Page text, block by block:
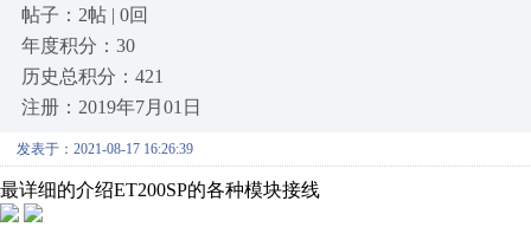
帖子：2帖 | 0回
年度积分：30
历史总积分：421
注册：2019年7月01日
发表于：2021-08-17 16:26:39
最详细的介绍ET200SP的各种模块接线